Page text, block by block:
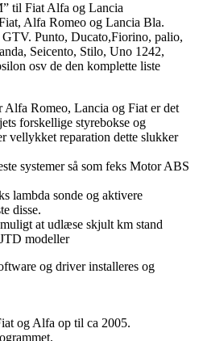
til Fiat Alfa og Lancia
Alfa Romeo og Lancia Bla.
Punto, Ducato,Fiorino, palio,
Seicento, Stilo, Uno 1242,
osv de den komplette liste
Romeo, Lancia og Fiat er det
forskellige styrebokse og
vellykket reparation dette slukker
systemer så som feks Motor ABS
lambda sonde og aktivere
disse.
at udlæse skjult km stand
modeller
og driver installeres og
og Alfa op til ca 2005.